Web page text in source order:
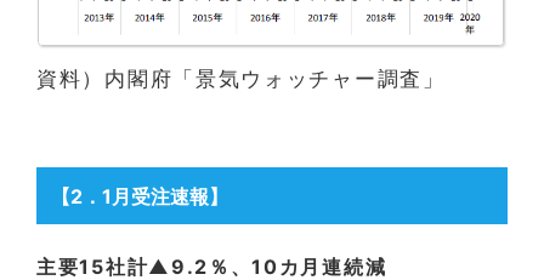
資料）内閣府「景気ウォッチャー調査」
【2 ．1月受注速報】
主要15社計▲9.2％、10カ月連続減